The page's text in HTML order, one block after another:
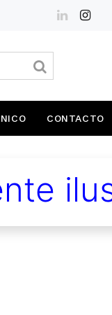
CONTACTO